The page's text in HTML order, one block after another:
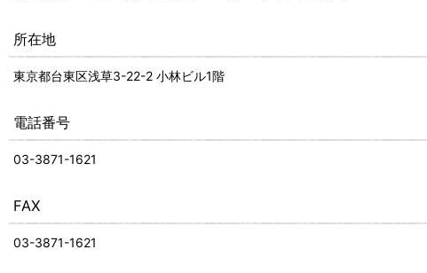
所在地
東京都台東区浅草3-22-2 小林ビル1階
電話番号
03-3871-1621
FAX
03-3871-1621